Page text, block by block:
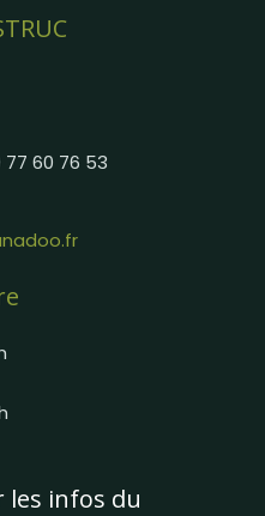
77 60 76 53
les infos du